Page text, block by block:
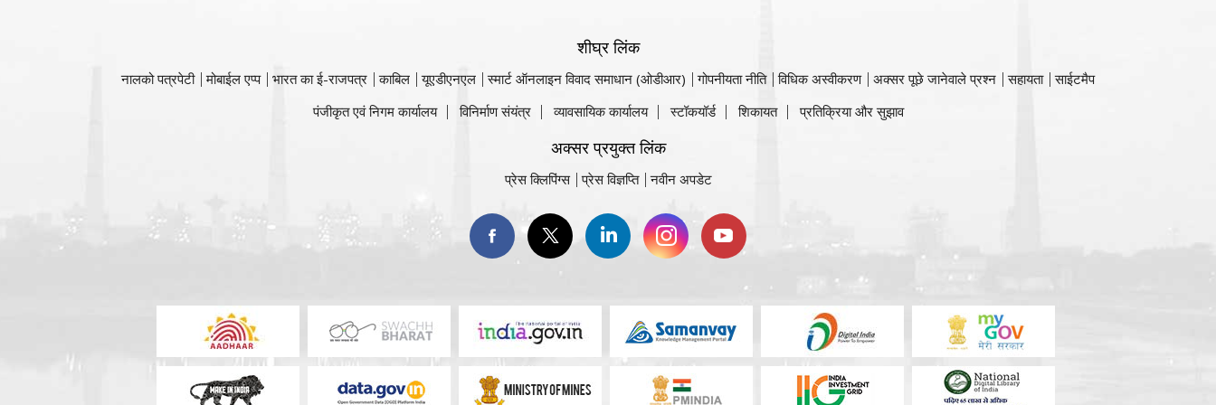
शीघ्र लिंक
नालको पत्रपेटी मोबाईल एप्प भारत का ई-राजपत्र काबिल यूएडीएनएल स्मार्ट ऑनलाइन विवाद समाधान (ओडीआर) गोपनीयता नीति विधिक अस्वीकरण अक्सर पूछे जानेवाले प्रश्न सहायता
साईटमैप
पंजीकृत एवं निगम कार्यालय
विनिर्माण संयंत्र व्यावसायिक कार्यालय स्टॉकयॉर्ड शिकायत प्रतिक्रिया और सुझाव
अक्सर प्रयुक्त लिंक
प्रेस क्लिपिंग्स प्रेस विज्ञप्ति नवीन अपडेट